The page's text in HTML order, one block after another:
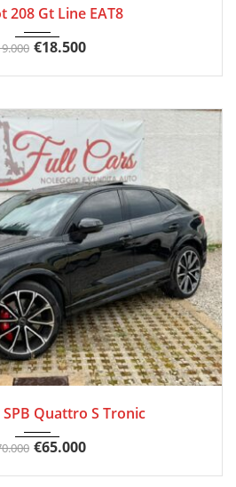
208 Gt Line EAT8
€18.500
SPB Quattro S Tronic
€65.000